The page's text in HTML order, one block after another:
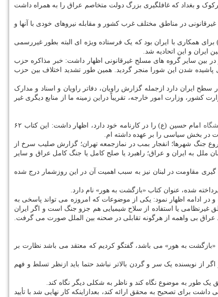
و بغداد که غافلگیری بزرگ دولت متخاصم عراق را به همراه داشت
در مناطق مختلف غرب کشور و مقابله نیروهای خودی با آنها و
همکاری با ایران بود که یک فرستاده ویژه ای البته بطور غیررسمی
ایران و این اتحادیه شد.
بین سایر گروه های مسلح غیرقانونی اظهار داشت: خبر مذاکره حزب
شدن این شورا منجر گردید. همین طور تشدید اختلاف بین حزب
ایران دارد ازجمله گزارش راویان، دفاتر راویان و اسناد و مدارک
وزارت امور خارجه، تقریباً دراین زمینه ما از منابع دیگری غیر
امام حسین (ع) را در کارنامه خود دارد، اظهار داشت: این کتاب ۶۲
در بخش سیاسی را بر عهده داشته ام.
جنگ شهرها؛ انفجار بمب در نمازجمعه تهران؛ گزارش صلیب سرخ از
ملل به ایران و عراق؛ راهبرد یا صلح کامل یا جنگ کامل عراق و سایر
مقاومت در لبنان نیز به سبب اهمیت آن در این روزشمار درج شده
شده، عنوان کتاب «بازگشت به هور» نام دارد.
ادامه اظهار نمود: یکی از موضوعات که امروزه می تواند پاسخی به
یا استفاده از سلاح شیمیایی هم جزو جنگ است و اگر ایران
عراق بی واهمه از هرگونه تقابلی در صحنه بین الملل صورت می گرفت.
به هور» می باشد، گفتگو کردیم که معتقد می باشد نظارت بر
از نویسنده یک سر و گردن بالاتر نباشد حتما باید ازنظر تسلط و فهم
طور به موضوع نگاه کند و ناظر به شکلی دیگر نگاه کند.
برای تصحیح به محقق ارائه کند، بعدازاینکه کار نهایی شد با تأیید